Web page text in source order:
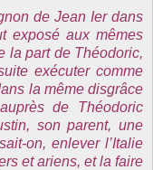
de Jean Ier dans
exposé aux mêmes
la part de Théodoric,
exécuter comme
la même disgrâce
de Théodoric
son parent, une
on, enlever l’Italie
et ariens, et la faire